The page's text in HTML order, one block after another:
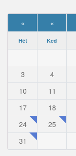
« «
Hét Ked
3
4
10
11
17
18
24
25
31